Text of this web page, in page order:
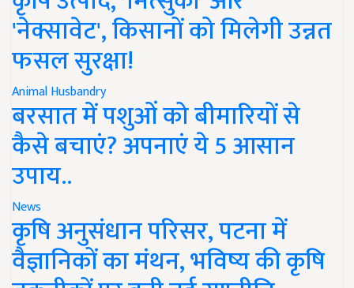
'नेक्सावेट', किसानों को मिलेगी उन्नत
फसल सुरक्षा!
Animal Husbandry
बरसात में पशुओं को बीमारियों से
कैसे बचाएं? अपनाएं ये 5 आसान
उपाय..
News
कृषि अनुसंधान परिसर, पटना में
वैज्ञानिकों का मंथन, भविष्य की कृषि